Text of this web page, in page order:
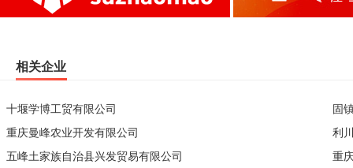
相关企业
十堰学博工贸有限公司
重庆曼峰农业开发有限公司
五峰土家族自治县兴发贸易有限公司
固
利
重